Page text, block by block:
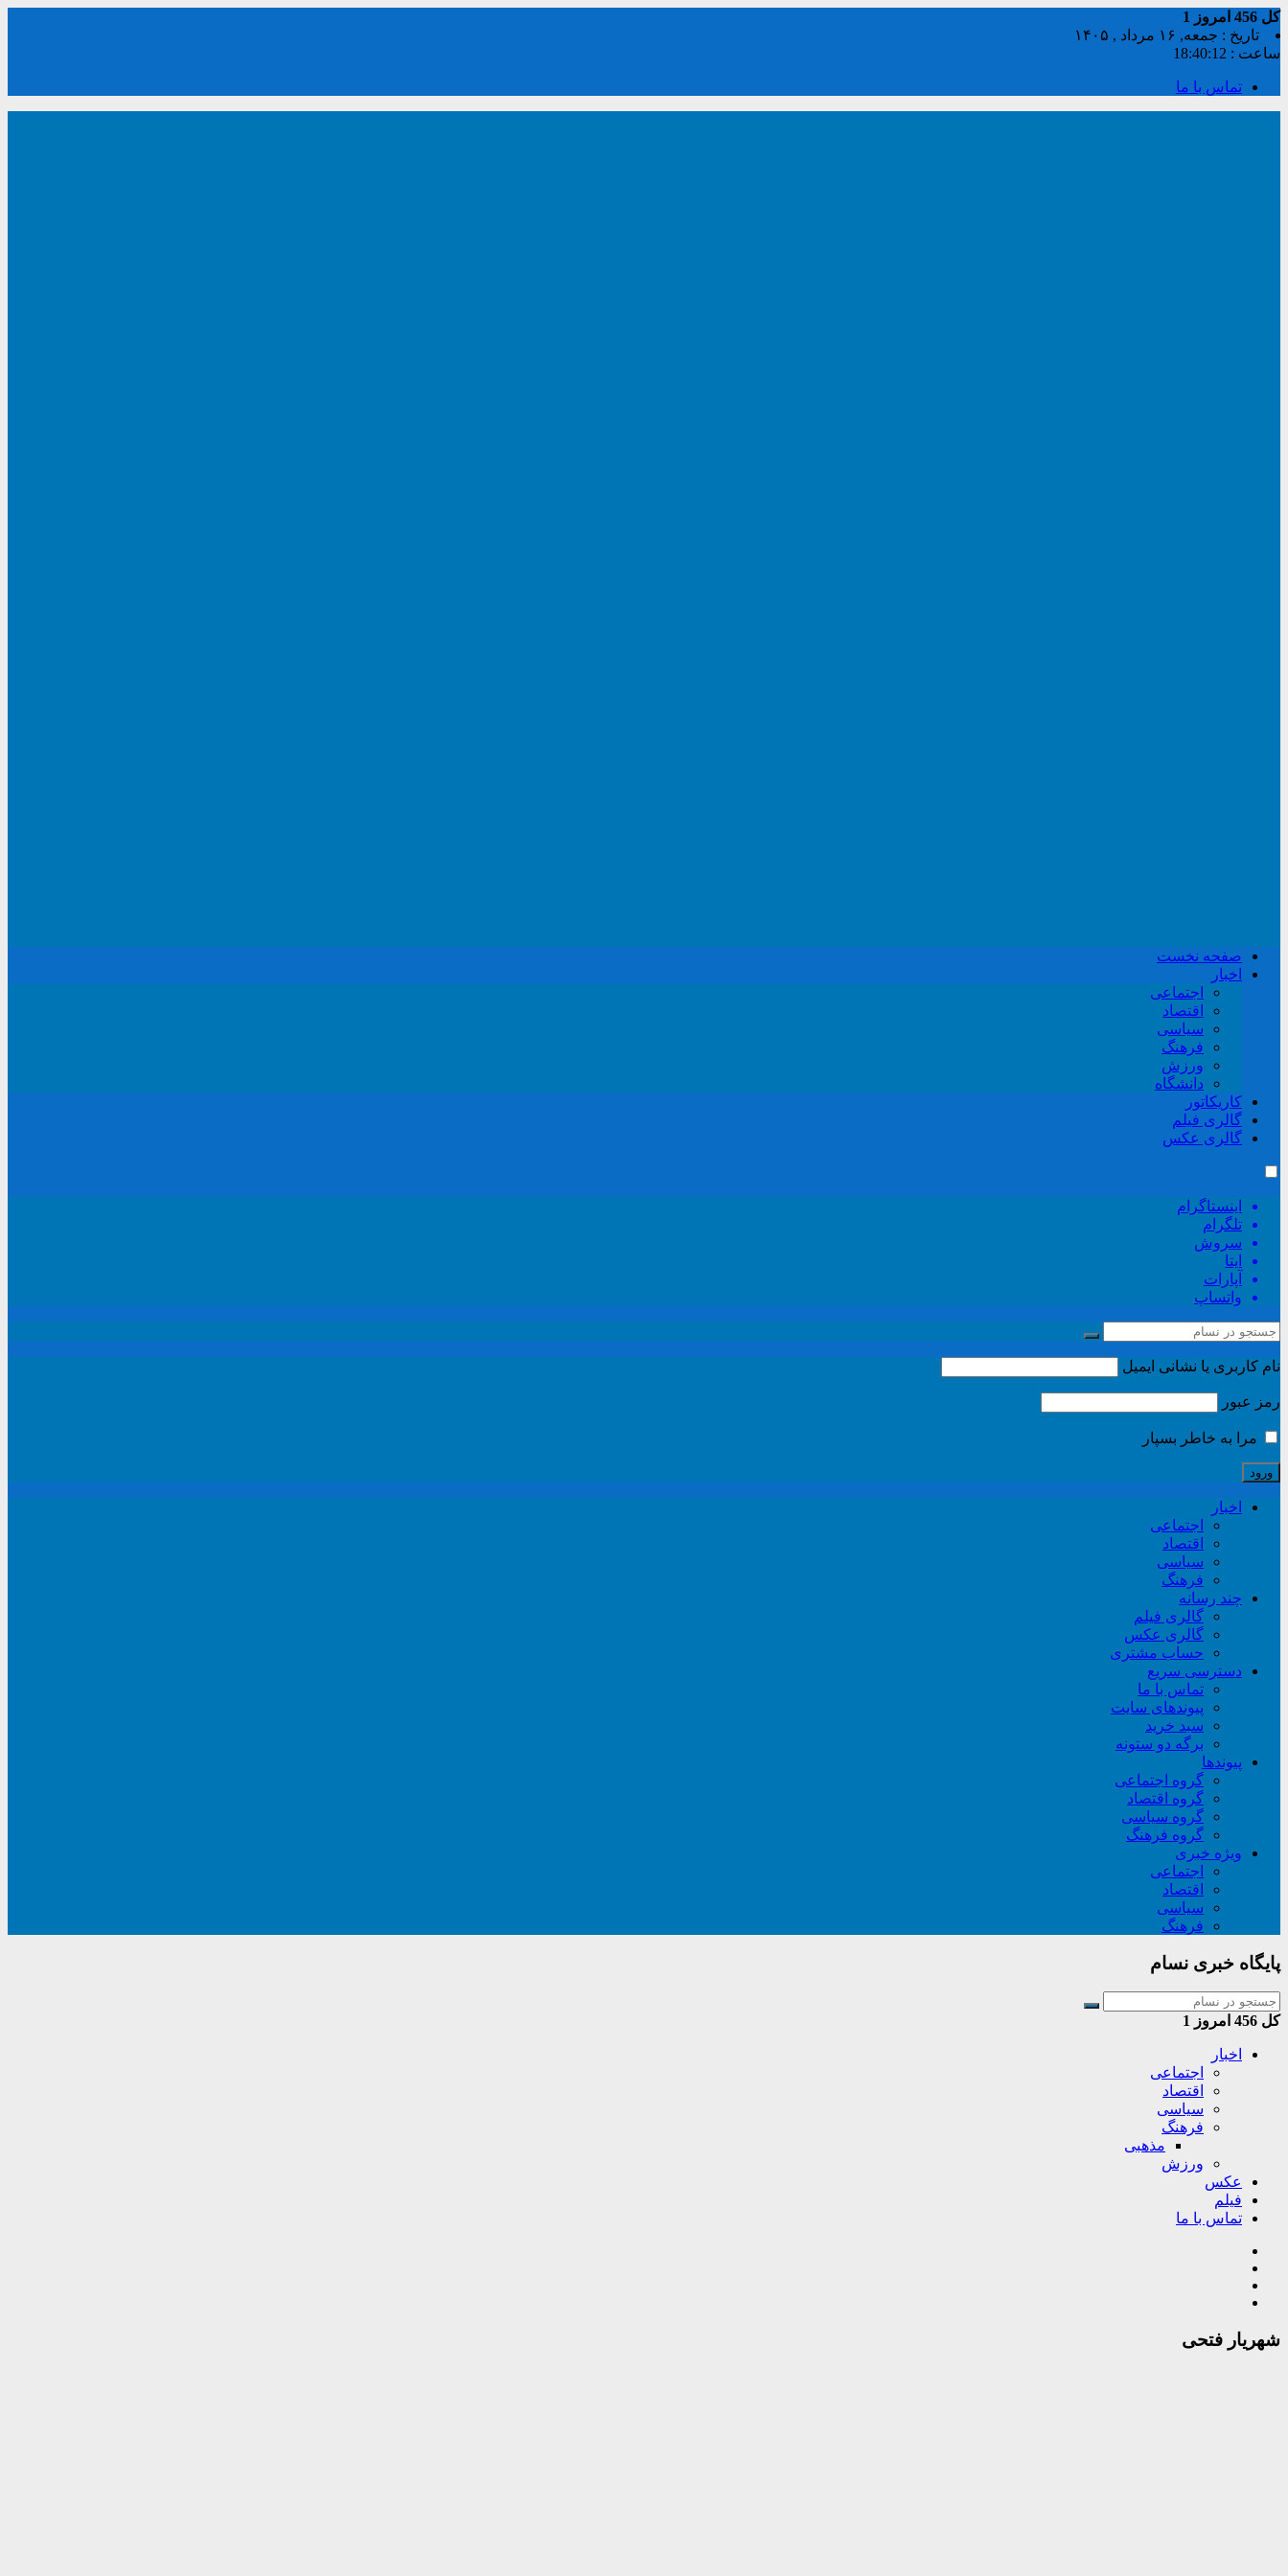
کل امروز
1
تاریخ : جمعه, ۱۶ مرداد , ۱۴۰۵
ساعت : 18:40:13
تماس با ما
صفحه نخست
اخبار
اجتماعی
اقتصاد
سیاسی
فرهنگ
ورزش
دانشگاه
کاریکاتور
گالری فیلم
گالری عکس
اینستاگرام
تلگرام
سروش
ایتا
آپارات
واتساپ
نام کاربری یا نشانی ایمیل
رمز عبور
مرا به خاطر بسپار
اخبار
اجتماعی
اقتصاد
سیاسی
فرهنگ
چند رسانه
گالری فیلم
گالری عکس
حساب مشتری
دسترسی سریع
تماس با ما
پیوندهای سایت
سبد خريد
برگه دو ستونه
پیوندها
گروه اجتماعی
گروه اقتصاد
گروه سیاسی
گروه فرهنگ
ویژه خبری
اجتماعی
اقتصاد
سیاسی
فرهنگ
پایگاه خبری نسام
کل امروز 1
اخبار
اجتماعی
اقتصاد
سیاسی
فرهنگ
مذهبی
ورزش
عکس
فیلم
تماس با ما
شهریار فتحی